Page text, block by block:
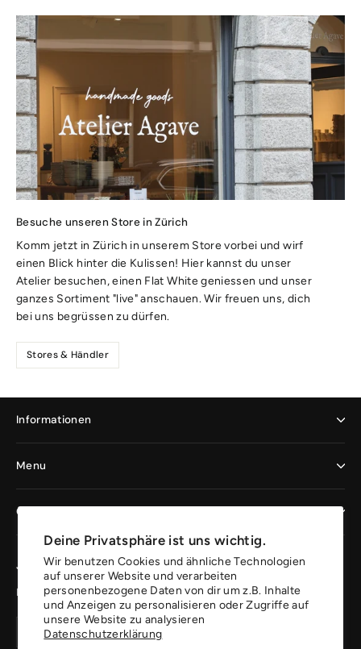
Deine Privatsphäre ist uns wichtig.
Wir benutzen Cookies und ähnliche Technologien
auf unserer Website und verarbeiten
personenbezogene Daten von dir um z.B. Inhalte
und Anzeigen zu personalisieren oder Zugriffe auf
unsere Website zu analysieren
Datenschutzerklärung
Besuche unseren Store in Zürich
Komm jetzt in Zürich in unserem Store vorbei und wirf
einen Blick hinter die Kulissen! Hier kannst du unser
Atelier besuchen, einen Flat White geniessen und unser
ganzes Sortiment "live" anschauen. Wir freuen uns, dich
bei uns begrüssen zu dürfen.
Stores & Händler
Informationen
Menu
Geschäftskunden
Jetzt registrieren und profitieren
Erhalte 10% auf deine erste Bestellung.
erstellenKonto